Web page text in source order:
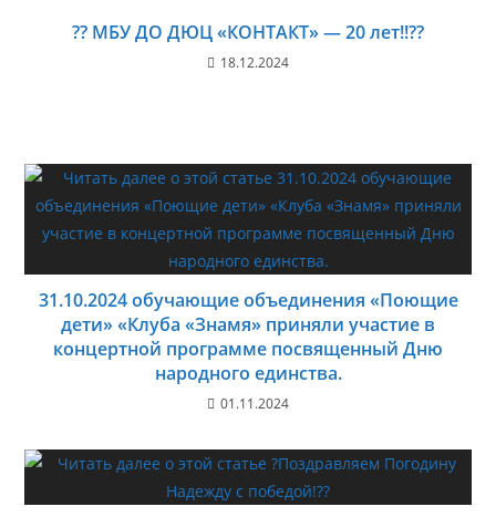
?? МБУ ДО ДЮЦ «КОНТАКТ» — 20 лет!!??
18.12.2024
31.10.2024 обучающие объединения «Поющие
дети» «Клуба «Знамя» приняли участие в
концертной программе посвященный Дню
народного единства.
01.11.2024